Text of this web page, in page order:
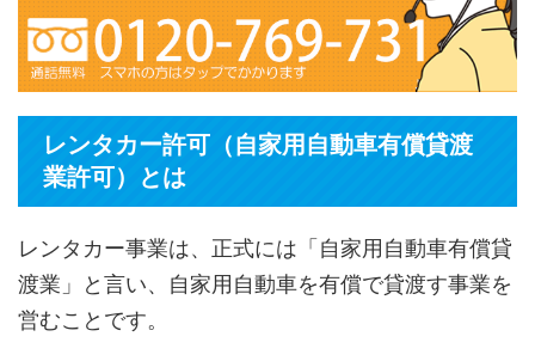
レンタカー許可（自家用自動車有償貸渡
業許可）とは
レンタカー事業は、正式には「自家用自動車有償貸
渡業」と言い、自家用自動車を有償で貸渡す事業を
営むことです。